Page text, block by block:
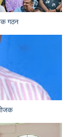
गठन